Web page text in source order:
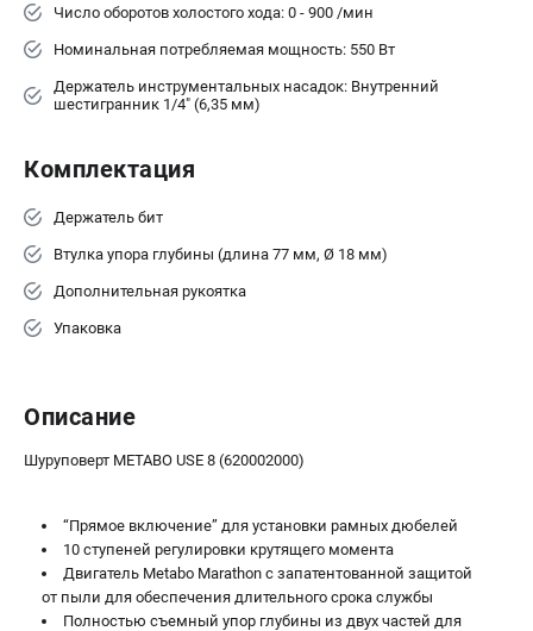
АККУМУЛЯТОРНЫЙ ИНСТРУМЕНТ
Аккумуляторные шуруповерты
Аккумуляторные перфораторы
Аккумуляторные УШМ
Аккумуляторные лобзики
Кейсы и сумки
Информация размещённая на сайте не является публичной
8 (800) 550-70-46
Режим работы колл-центра:
пн-пт - с 9:00 до 18:00
сб - с 10:00 до 16:00
вс - выходной
Число оборотов холостого хода: 0 - 900 /мин
Номинальная потребляемая мощность: 550 Вт
Держатель инструментальных насадок: Внутренний
шестигранник 1/4" (6,35 мм)
Комплектация
Держатель бит
Втулка упора глубины (длина 77 мм, Ø 18 мм)
Дополнительная рукоятка
Упаковка
Описание
Шуруповерт METABO USE 8 (620002000)
“Прямое включение” для установки рамных дюбелей
10 ступеней регулировки крутящего момента
Двигатель Metabo Marathon с запатентованной защитой
от пыли для обеспечения длительного срока службы
Полностью съемный упор глубины из двух частей для